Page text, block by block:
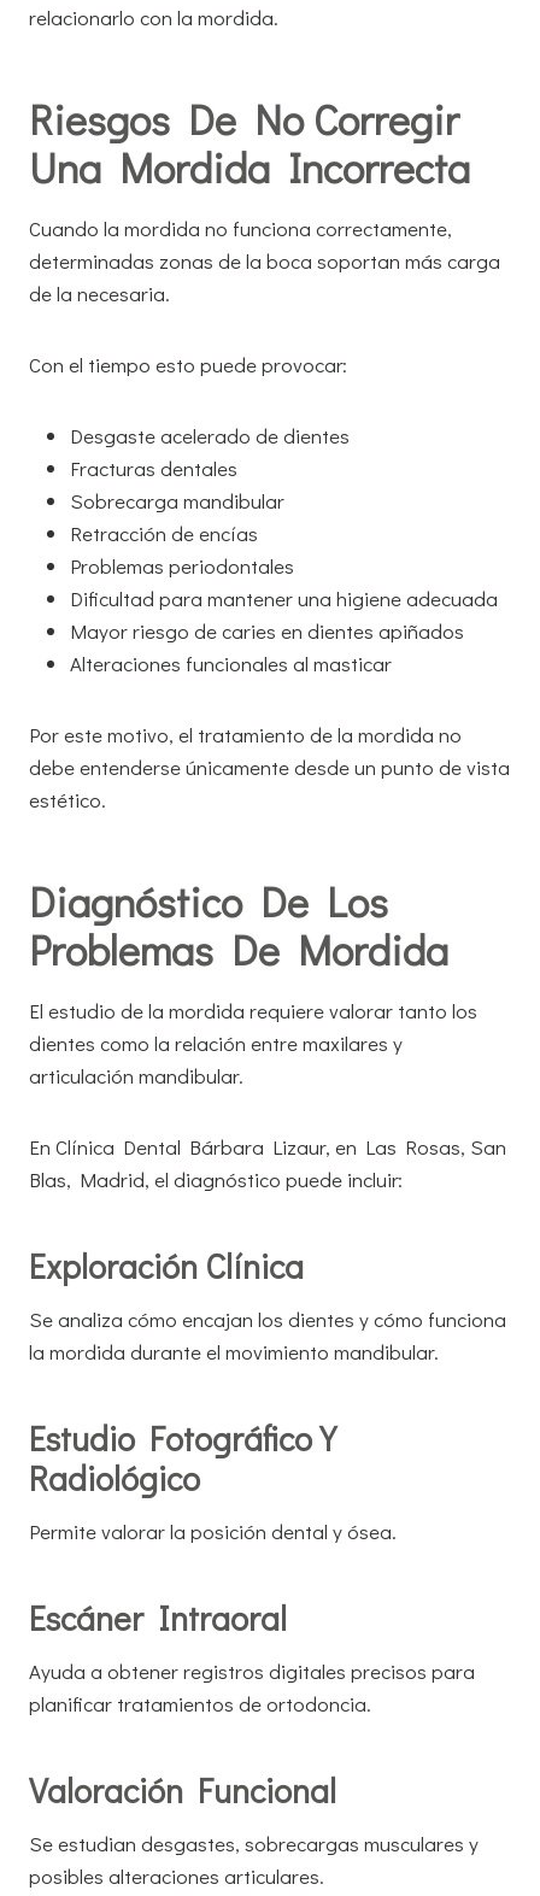
relacionarlo con la mordida.
Riesgos De No Corregir
Una Mordida Incorrecta
Cuando la mordida no funciona correctamente,
determinadas zonas de la boca soportan más carga
de la necesaria.
Con el tiempo esto puede provocar:
Desgaste acelerado de dientes
Fracturas dentales
Sobrecarga mandibular
Retracción de encías
Problemas periodontales
Dificultad para mantener una higiene adecuada
Mayor riesgo de caries en dientes apiñados
Alteraciones funcionales al masticar
Por este motivo, el tratamiento de la mordida no
debe entenderse únicamente desde un punto de vista
estético.
Diagnóstico De Los
Problemas De Mordida
El estudio de la mordida requiere valorar tanto los
dientes como la relación entre maxilares y
articulación mandibular.
En Clínica Dental Bárbara Lizaur, en Las Rosas, San
Blas, Madrid, el diagnóstico puede incluir:
Exploración Clínica
Se analiza cómo encajan los dientes y cómo funciona
la mordida durante el movimiento mandibular.
Estudio Fotográfico Y
Radiológico
Permite valorar la posición dental y ósea.
Escáner Intraoral
Ayuda a obtener registros digitales precisos para
planificar tratamientos de ortodoncia.
Valoración Funcional
Se estudian desgastes, sobrecargas musculares y
posibles alteraciones articulares.